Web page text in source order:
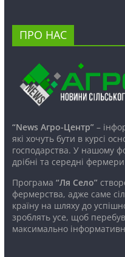
ПРО НАС
“News Агро-Центр”–
які хочуть бути в курсі
господарства. У нашому
дрібні та середні
Програма “Ля Село”
фермерства, адже саме
країну на шляху до
зроблять усе, щоб
максимально